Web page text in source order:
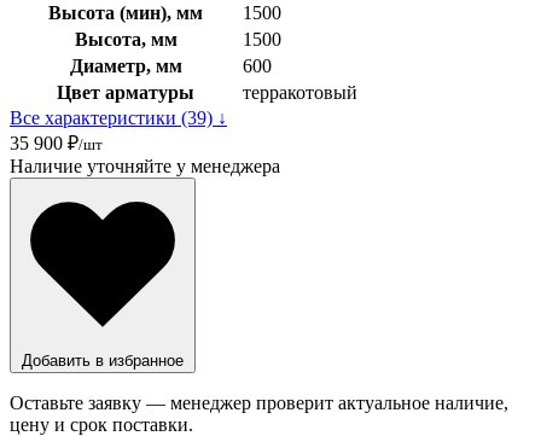
Высота (мин), мм
1500
Высота, мм
1500
Диаметр, мм
600
Цвет арматуры
терракотовый
Все характеристики (39) ↓
35 900 ₽/шт
Наличие уточняйте у менеджера
Добавить в избранное
Оставьте заявку — менеджер проверит актуальное наличие,
цену и срок поставки.